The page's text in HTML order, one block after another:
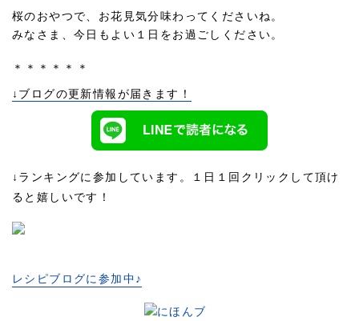
桜のおやつで、お花見気分味わってくださいね。
みなさま、今日もよい１日をお過ごしください。
＊＊＊＊＊＊
↓ブログの更新情報が届きます！
↓ランキングに参加しています。１日１回クリックして頂け
ると嬉しいです！
レシピブログに参加中♪